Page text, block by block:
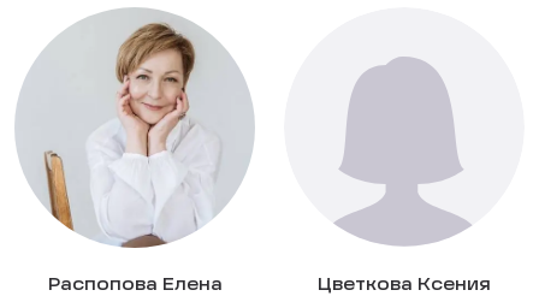
Распопова Елена Цветкова Ксения